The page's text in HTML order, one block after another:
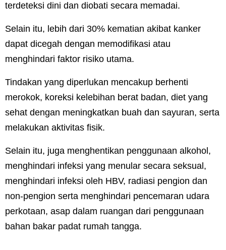
terdeteksi dini dan diobati secara memadai.
Selain itu, lebih dari 30% kematian akibat kanker
dapat dicegah dengan memodifikasi atau
menghindari faktor risiko utama.
Tindakan yang diperlukan mencakup berhenti
merokok, koreksi kelebihan berat badan, diet yang
sehat dengan meningkatkan buah dan sayuran, serta
melakukan aktivitas fisik.
Selain itu, juga menghentikan penggunaan alkohol,
menghindari infeksi yang menular secara seksual,
menghindari infeksi oleh HBV, radiasi pengion dan
non-pengion serta menghindari pencemaran udara
perkotaan, asap dalam ruangan dari penggunaan
bahan bakar padat rumah tangga.